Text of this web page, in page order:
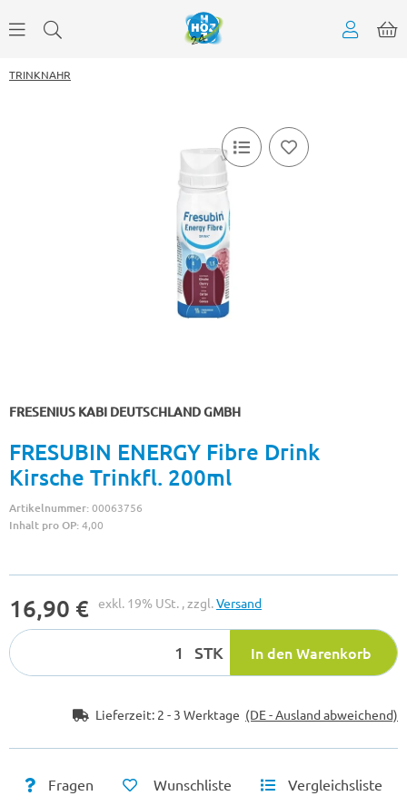
TRINKNAHR
FRESENIUS KABI DEUTSCHLAND GMBH
FRESUBIN ENERGY Fibre Drink
Kirsche Trinkfl. 200ml
Artikelnummer:00063756
Inhalt pro OP:4,00
16,90 € exkl. 19% USt. , zzgl.Versand
STK In den Warenkorb
Lieferzeit: 2 - 3 Werktage (DE - Ausland abweichend)
Fragen Wunschliste Vergleichsliste